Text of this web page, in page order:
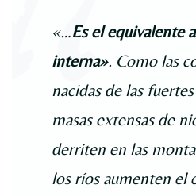
«…Es el equivalente
interna». Como las
nacidas de las
masas extensas de
derriten en las
los ríos aumenten el